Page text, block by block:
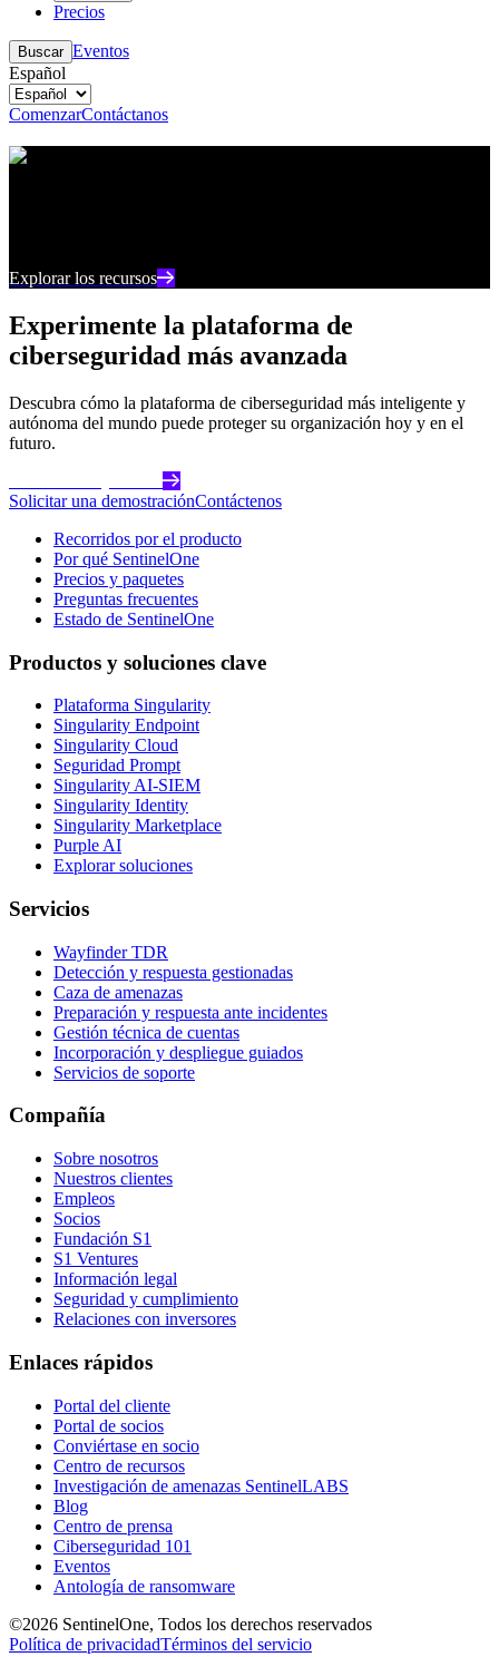
Precios
Buscar Eventos
Español
ComenzarContáctanos
Centro de recursos
Explorar los recursos
Experimente la plataforma de
ciberseguridad más avanzada
Descubra cómo la plataforma de ciberseguridad más inteligente y
autónoma del mundo puede proteger su organización hoy y en el
futuro.
Solicitar una demostraciónContáctenos
Recorridos por el producto
Por qué SentinelOne
Precios y paquetes
Preguntas frecuentes
Estado de SentinelOne
Productos y soluciones clave
Plataforma Singularity
Singularity Endpoint
Singularity Cloud
Seguridad Prompt
Singularity AI-SIEM
Singularity Identity
Singularity Marketplace
Purple AI
Explorar soluciones
Servicios
Wayfinder TDR
Detección y respuesta gestionadas
Caza de amenazas
Preparación y respuesta ante incidentes
Gestión técnica de cuentas
Incorporación y despliegue guiados
Servicios de soporte
Compañía
Sobre nosotros
Nuestros clientes
Empleos
Socios
Fundación S1
S1 Ventures
Información legal
Seguridad y cumplimiento
Relaciones con inversores
Enlaces rápidos
Portal del cliente
Portal de socios
Conviértase en socio
Centro de recursos
Investigación de amenazas SentinelLABS
Blog
Centro de prensa
Ciberseguridad 101
Eventos
Antología de ransomware
©2026 SentinelOne, Todos los derechos reservados
Política de privacidadTérminos del servicio